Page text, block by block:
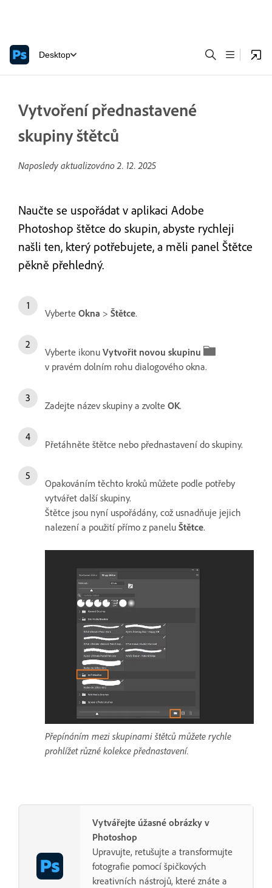
Desktop
Vytvoření přednastavené
skupiny štětců
Naposledy aktualizováno2. 12. 2025
Naučte se uspořádat v aplikaci Adobe
Photoshop štětce do skupin, abyste rychleji
našli ten, který potřebujete, a měli panel Štětce
pěkně přehledný.
Vyberte Okna > Štětce.
Vyberte ikonu Vytvořit novou skupinu
v pravém dolním rohu dialogového okna.
Zadejte název skupiny a zvolte OK.
Přetáhněte štětce nebo přednastavení do skupiny.
Opakováním těchto kroků můžete podle potřeby
vytvářet další skupiny.
Štětce jsou nyní uspořádány, což usnadňuje jejich
nalezení a použití přímo z panelu Štětce.
Přepínáním mezi skupinami štětců můžete rychle
prohlížet různé kolekce přednastavení.
Vytvářejte úžasné obrázky v
Photoshop
Upravujte, retušujte a transformujte
fotografie pomocí špičkových
kreativních nástrojů, které znáte a